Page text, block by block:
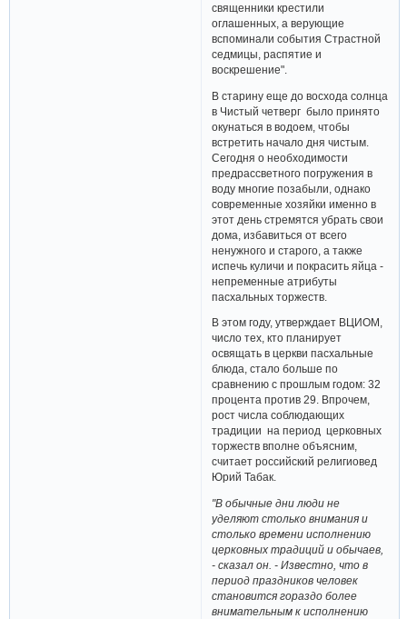
священники крестили
оглашенных, а верующие
вспоминали события Страстной
седмицы, распятие и
воскрешение".
В старину еще до восхода солнца
в Чистый четверг было принято
окунаться в водоем, чтобы
встретить начало дня чистым.
Сегодня о необходимости
предрассветного погружения в
воду многие позабыли, однако
современные хозяйки именно в
этот день стремятся убрать свои
дома, избавиться от всего
ненужного и старого, а также
испечь куличи и покрасить яйца -
непременные атрибуты
пасхальных торжеств.
В этом году, утверждает ВЦИОМ,
число тех, кто планирует
освящать в церкви пасхальные
блюда, стало больше по
сравнению с прошлым годом: 32
процента против 29. Впрочем,
рост числа соблюдающих
традиции на период церковных
торжеств вполне объясним,
считает российский религиовед
Юрий Табак.
"В обычные дни люди не
уделяют столько внимания и
столько времени исполнению
церковных традиций и обычаев,
- сказал он. - Известно, что в
период праздников человек
становится гораздо более
внимательным к исполнению